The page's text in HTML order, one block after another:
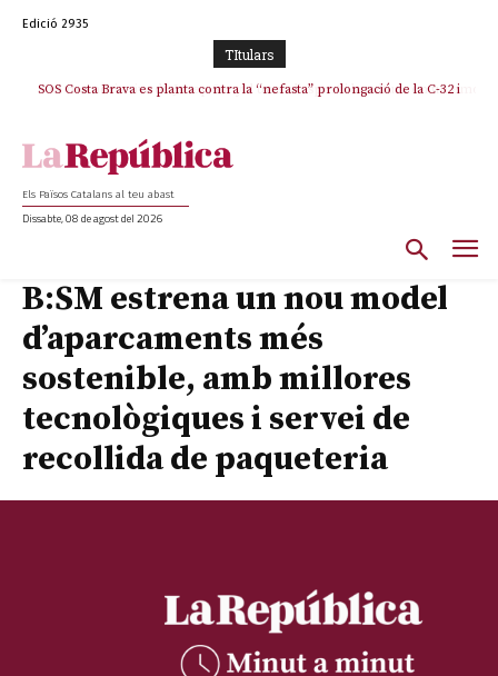
Edició 2935
TItulars
SOS Costa Brava es planta contra la “nefasta” prolongació de la C-32 i
La memòria viva de Josep Sunyol uneix l’esport i la cultura en un emotiu
Els Països Catalans al teu abast
Dissabte, 08 de agost del 2026
B:SM estrena un nou model
d’aparcaments més
sostenible, amb millores
tecnològiques i servei de
recollida de paqueteria